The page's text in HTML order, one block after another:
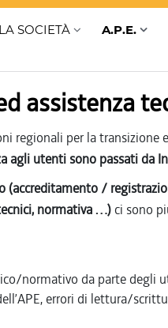
LA SOCIETÀ A.P.E.
assistenza
regionali per la transizione
agli utenti sono passati da
(accreditamento /
normativa …)ci sono
normativo da parte degli
errori di lettura/